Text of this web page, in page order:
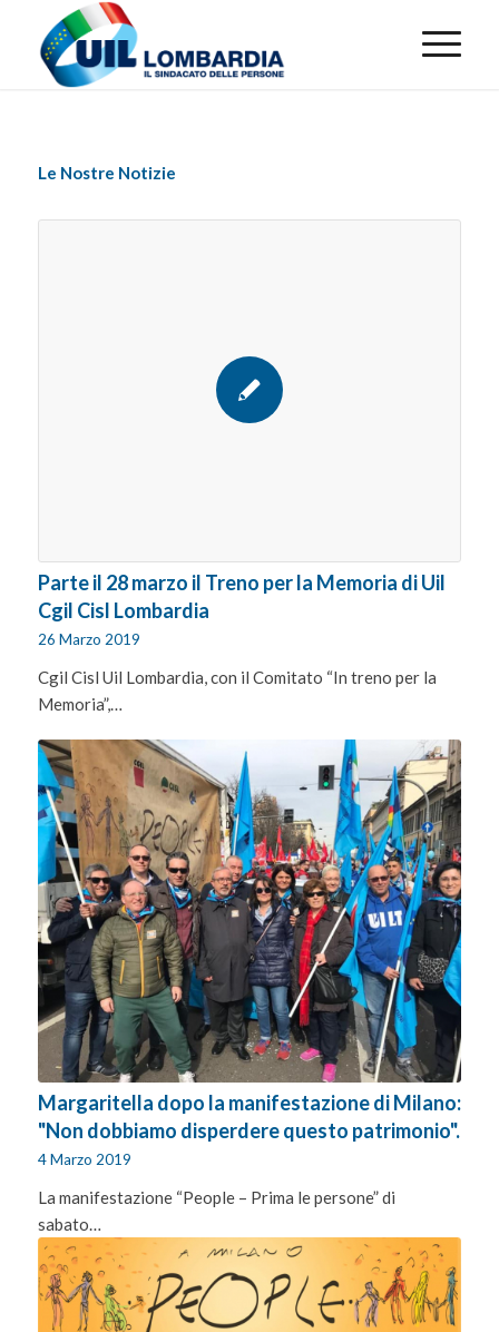
Le Nostre Notizie
Parte il 28 marzo il Treno per la Memoria di Uil
Cgil Cisl Lombardia
26 Marzo 2019
Cgil Cisl Uil Lombardia, con il Comitato “In treno per la
Memoria”,…
Margaritella dopo la manifestazione di Milano:
"Non dobbiamo disperdere questo patrimonio".
4 Marzo 2019
La manifestazione “People – Prima le persone” di
sabato…